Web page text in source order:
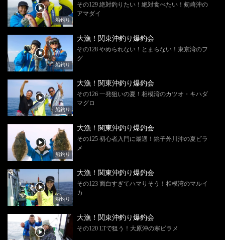
船釣り
その129 絶対釣りたい！絶対食べたい！剱崎沖の
アマダイ
船釣り
大漁！関東沖釣り爆釣会
その128 やめられない！とまらない！東京湾のフ
グ
船釣り
大漁！関東沖釣り爆釣会
その126 一発狙いの夏！相模湾のカツオ・キハダ
マグロ
船釣り
大漁！関東沖釣り爆釣会
その125 初心者入門に最適！銚子外川沖の夏ビラ
メ
船釣り
大漁！関東沖釣り爆釣会
その123 面白すぎてハマりそう！相模湾のマルイ
カ
大漁！関東沖釣り爆釣会
その120 LTで狙う！大原沖の寒ビラメ